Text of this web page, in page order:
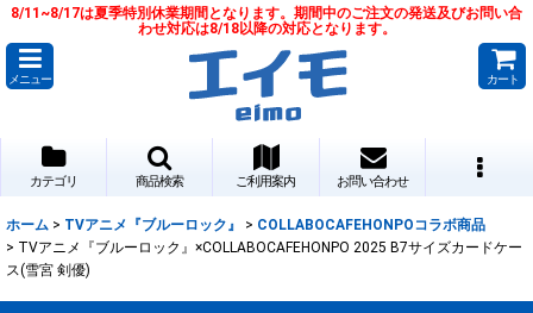
8/11~8/17は夏季特別休業期間となります。期間中のご注文の発送及びお問い合
わせ対応は8/18以降の対応となります。
メニュー カート
カテゴリ 商品検索 ご利用案内 お問い合わせ
ホーム > TVアニメ『ブルーロック』 > COLLABOCAFEHONPOコラボ商品
> TVアニメ『ブルーロック』×COLLABOCAFEHONPO 2025 B7サイズカードケー
ス(雪宮 剣優)